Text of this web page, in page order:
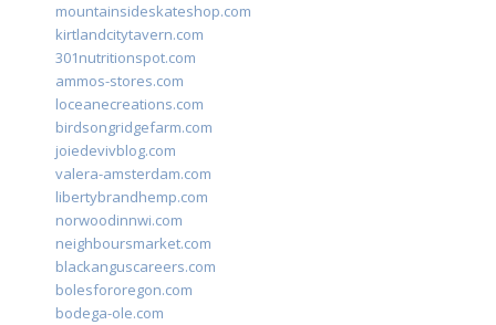
mountainsideskateshop.com
kirtlandcitytavern.com
301nutritionspot.com
ammos-stores.com
loceanecreations.com
birdsongridgefarm.com
joiedevivblog.com
valera-amsterdam.com
libertybrandhemp.com
norwoodinnwi.com
neighboursmarket.com
blackanguscareers.com
bolesfororegon.com
bodega-ole.com